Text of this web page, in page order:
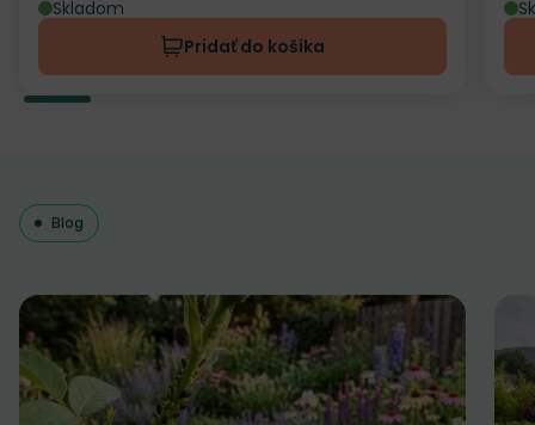
Skladom
Pridať do košíka
Blog